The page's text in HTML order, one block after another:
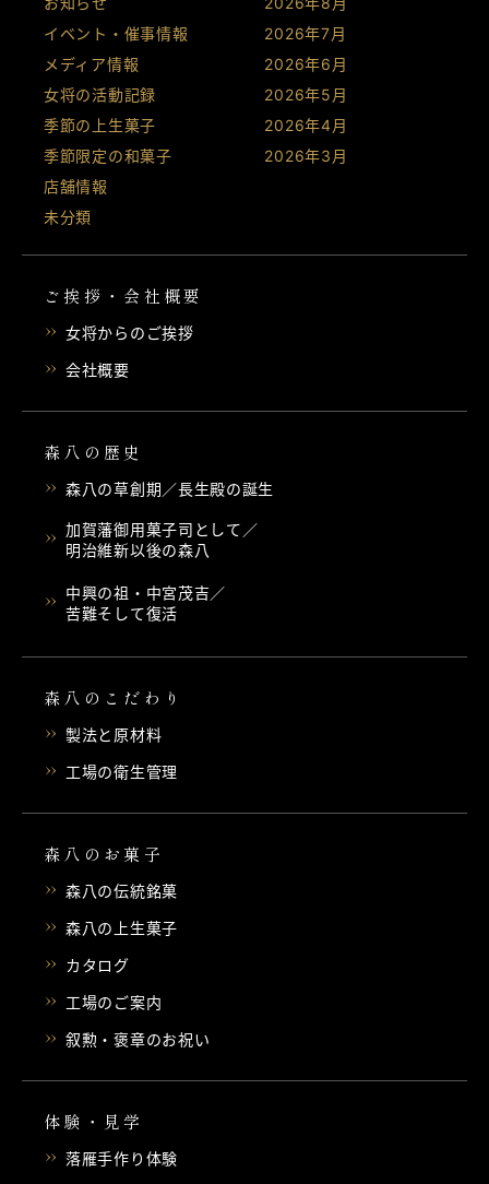
イベント・催事情報
メディア情報
女将の活動記録
季節の上生菓子
季節限定の和菓子
店舗情報
未分類
2026年7月
2026年6月
2026年5月
2026年4月
2026年3月
ご挨拶・会社概要
女将からのご挨拶
会社概要
森八の歴史
森八の草創期／長生殿の誕生
加賀藩御用菓子司として／
明治維新以後の森八
中興の祖・中宮茂吉／
苦難そして復活
森八のこだわり
製法と原材料
工場の衛生管理
森八のお菓子
森八の伝統銘菓
森八の上生菓子
カタログ
工場のご案内
叙勲・褒章のお祝い
体験・見学
落雁手作り体験